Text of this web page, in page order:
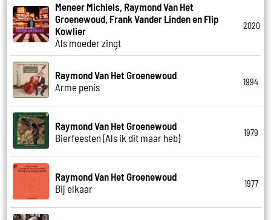
Meneer Michiels, Raymond Van Het
Groenewoud, Frank Vander Linden en Flip
Kowlier
Als moeder zingt
2020
Raymond Van Het Groenewoud
Arme penis
1994
Raymond Van Het Groenewoud
Bierfeesten (Als ik dit maar heb)
1979
Raymond Van Het Groenewoud
Bij elkaar
1977